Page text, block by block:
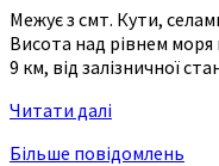
Межує з смт. Кути,
Висота над рівнем моря
9 км, від залізничної
Читати далі
Більше повідомлень